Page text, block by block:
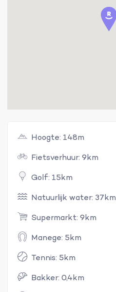
Hoogte: 148m
Fietsverhuur: 9km
Golf: 15km
Natuurlijk water: 37km
Supermarkt: 9km
Manege: 5km
Tennis: 5km
Bakker: 0,4km